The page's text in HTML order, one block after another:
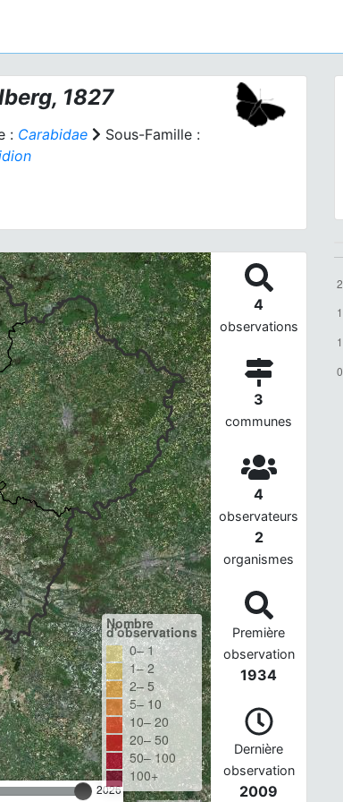
1827
: Carabidae
Sous-Famille :
2026
Nombre
d'observations
0– 1
1– 2
2– 5
5– 10
10– 20
20– 50
50– 100
100+
4
observations
3
communes
4
observateurs
2
organismes
Première
observation
1934
Dernière
observation
2009